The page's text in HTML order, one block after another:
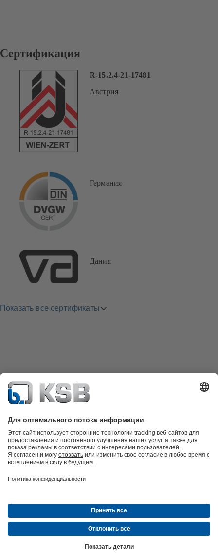
Сертификация
R-15.2.4-21-17481
Австрия
Германия
Дания
Показать все сертификаты
Техника очистки сточных водГидротехника
техникаИнженерное обеспечение зданийЭнергетика
Новости и событияПресс-релизы
Освобождение от ответственности